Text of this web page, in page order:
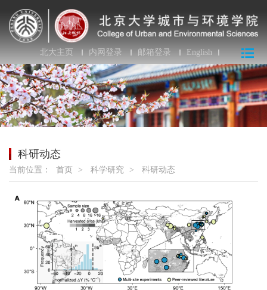
北大主页 内网登录 邮箱登录 English
科研动态
当前位置： 首页 > 科学研究 > 科研动态